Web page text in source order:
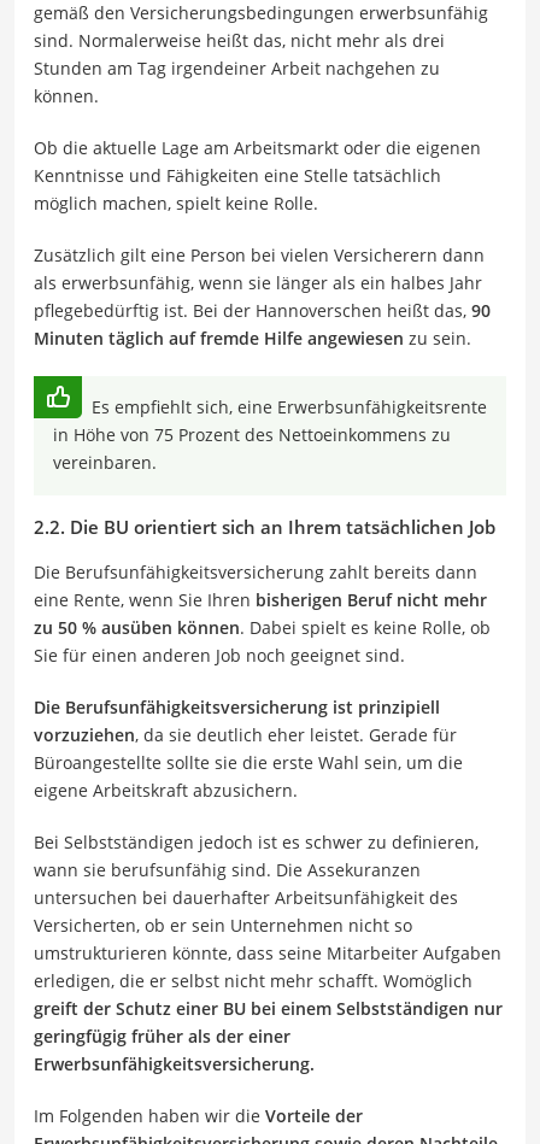
gemäß den Versicherungsbedingungen erwerbsunfähig
sind. Normalerweise heißt das, nicht mehr als drei
Stunden am Tag irgendeiner Arbeit nachgehen zu
können.
Ob die aktuelle Lage am Arbeitsmarkt oder die eigenen
Kenntnisse und Fähigkeiten eine Stelle tatsächlich
möglich machen, spielt keine Rolle.
Zusätzlich gilt eine Person bei vielen Versicherern dann
als erwerbsunfähig, wenn sie länger als ein halbes Jahr
pflegebedürftig ist. Bei der Hannoverschen heißt das, 90
Minuten täglich auf fremde Hilfe angewiesen zu sein.
Es empfiehlt sich, eine Erwerbsunfähigkeitsrente
in Höhe von 75 Prozent des Nettoeinkommens zu
vereinbaren.
2.2. Die BU orientiert sich an Ihrem tatsächlichen Job
Die Berufsunfähigkeitsversicherung zahlt bereits dann
eine Rente, wenn Sie Ihren bisherigen Beruf nicht mehr
zu 50 % ausüben können. Dabei spielt es keine Rolle, ob
Sie für einen anderen Job noch geeignet sind.
Die Berufsunfähigkeitsversicherung ist prinzipiell
vorzuziehen, da sie deutlich eher leistet. Gerade für
Büroangestellte sollte sie die erste Wahl sein, um die
eigene Arbeitskraft abzusichern.
Bei Selbstständigen jedoch ist es schwer zu definieren,
wann sie berufsunfähig sind. Die Assekuranzen
untersuchen bei dauerhafter Arbeitsunfähigkeit des
Versicherten, ob er sein Unternehmen nicht so
umstrukturieren könnte, dass seine Mitarbeiter Aufgaben
erledigen, die er selbst nicht mehr schafft. Womöglich
greift der Schutz einer BU bei einem Selbstständigen nur
geringfügig früher als der einer
Erwerbsunfähigkeitsversicherung.
Im Folgenden haben wir die Vorteile der